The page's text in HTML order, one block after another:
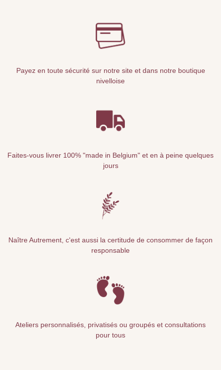
Payez en toute sécurité sur notre site et dans notre boutique
nivelloise
Faites-vous livrer 100% "made in Belgium" et en à peine quelques
jours
Naître Autrement, c'est aussi la certitude de consommer de façon
responsable
Ateliers personnalisés, privatisés ou groupés et consultations
pour tous